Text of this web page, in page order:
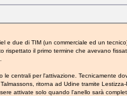
e due di TIM (un commerciale ed un
il primo termine che avevano
centrali per l'attivazione. Tecnicamente
ritorna ad Udine tramite
attivate solo quando l'anello sarà